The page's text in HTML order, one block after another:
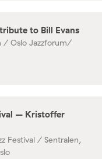
to Bill Evans
/ Oslo Jazzforum/
– Kristoffer
Festival / Sentralen,